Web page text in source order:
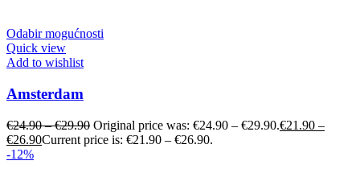
Odabir mogućnosti
Quick view
Add to wishlist
Amsterdam
€24.90–€29.90 Original price was: €24.90 – €29.90.€21.90 –
€26.90Current price is: €21.90 – €26.90.
-12%